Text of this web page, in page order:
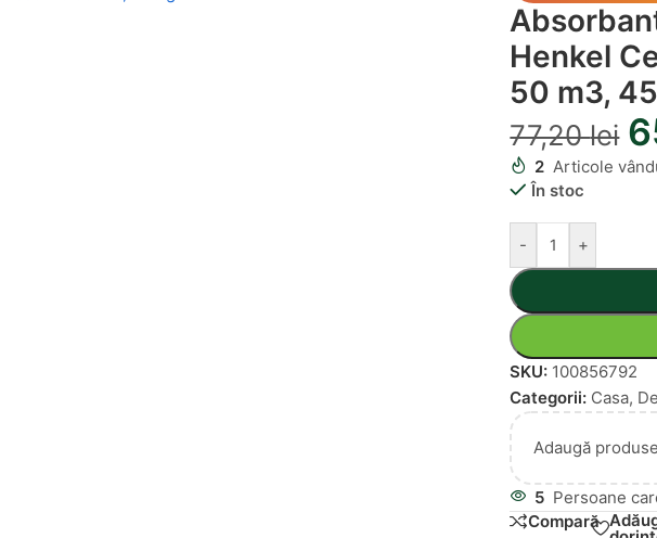
Henkel
50 m3,
77,20lei
2 Articole
În stoc
- +
SKU: 100856792
Categorii: Casa,
Adaugă
5 Persoane
Compară